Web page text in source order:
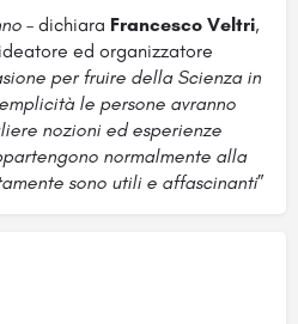
– dichiara Francesco Veltri,
ed organizzatore
per fruire della Scienza in
le persone avranno
nozioni ed esperienze
normalmente alla
sono utili e affascinanti”